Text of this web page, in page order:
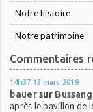
Notre histoire
Notre patrimoine
Commentaires
14h37 13 mars 2019
bauersur
après le pavillon de